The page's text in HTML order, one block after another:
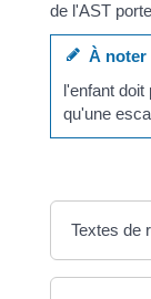
de l'AST
À noter
l'enfant
qu'une
Textes de